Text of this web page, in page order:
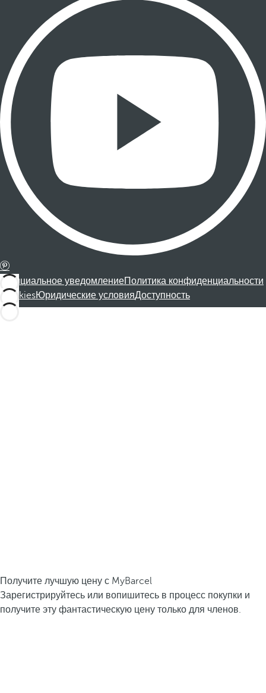
Официальное уведомлениеПолитика конфиденциальности
CookiesЮридические условияДоступность
Получите лучшую цену с MyBarcel
Зарегистрируйтесь или вопишитесь в процесс покупки и
получите эту фантастическую цену только для членов.